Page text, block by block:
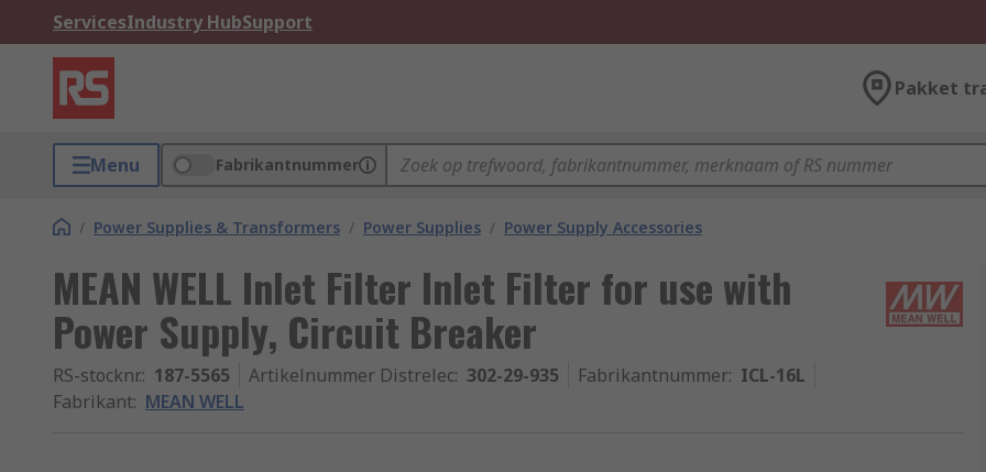
ServicesIndustry HubSupport
Pakket
Menu Fabrikantnummer
/ Power Supplies & Transformers / Power Supplies / Power Supply Accessories
MEAN WELL Inlet Filter Inlet Filter for use with
Power Supply, Circuit Breaker
RS-stocknr.: 187-5565 Artikelnummer Distrelec: 302-29-935 Fabrikantnummer: ICL-16L
Fabrikant: MEAN WELL